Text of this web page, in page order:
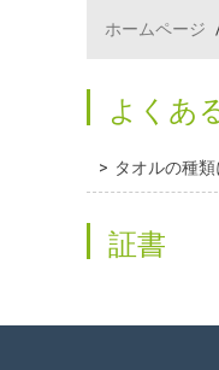
ホームページ
よくあ
タオルの種
証書